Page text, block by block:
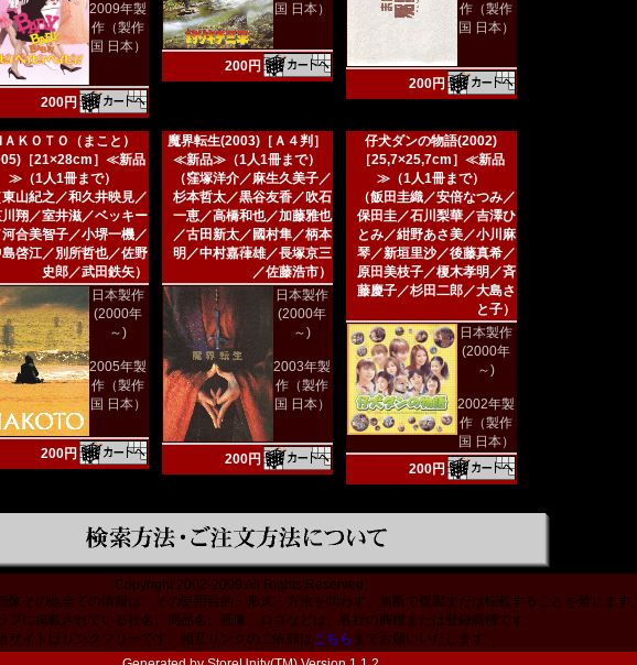
2009年製
作（製作
国 日本）
200円
国 日本）
200円
作（製作
国 日本）
200円
ＡＫＯＴＯ（まこと）
［21×28cm］≪新品
≫（1人1冊まで）
山紀之／和久井映見／
翔／室井滋／ベッキー
合美智子／小堺一機／
啓江／別所哲也／佐野
史郎／武田鉄矢）
日本製作
(2000年
～)
2005年製
作（製作
国 日本）
200円
魔界転生(2003)［Ａ４判］
≪新品≫（1人1冊まで）
（窪塚洋介／麻生久美子／
杉本哲太／黒谷友香／吹石
一恵／高橋和也／加藤雅也
／古田新太／國村隼／柄本
明／中村嘉葎雄／長塚京三
／佐藤浩市）
日本製作
(2000年
～)
2003年製
作（製作
国 日本）
200円
仔犬ダンの物語(2002)
［25,7×25,7cm］≪新品
≫（1人1冊まで）
（飯田圭織／安倍なつみ／
保田圭／石川梨華／吉澤ひ
とみ／紺野あさ美／小川麻
琴／新垣里沙／後藤真希／
原田美枝子／榎木孝明／斉
藤慶子／杉田二郎／大島さ
と子）
日本製作
(2000年
～)
2002年製
作（製作
国 日本）
200円
Copyright 2002-2009 All Rights Reserved.
像その他全ての情報は、その使用目的・形式・方法を問わず、無断で複製または転載することを禁じます。
プに掲載されている社名、商品名、画像、ロゴなどは、各社の商標または登録商標です。
サイトはリンクフリーです。相互リンクのご依頼は こちら までお願いいたします。